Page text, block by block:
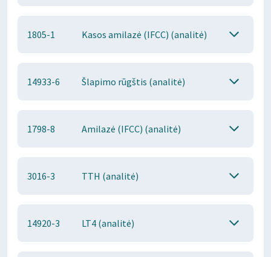
1805-1 Kasos amilazė (IFCC) (analitė)
14933-6 Šlapimo rūgštis (analitė)
1798-8 Amilazė (IFCC) (analitė)
3016-3 TTH (analitė)
14920-3 LT4 (analitė)